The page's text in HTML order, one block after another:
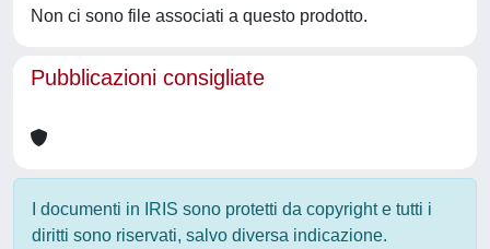
Non ci sono file associati a questo prodotto.
Pubblicazioni consigliate
I documenti in IRIS sono protetti da copyright e tutti i
diritti sono riservati, salvo diversa indicazione.